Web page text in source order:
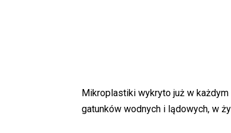
Mikroplastiki wykryto już w
gatunków wodnych i lądowych, w